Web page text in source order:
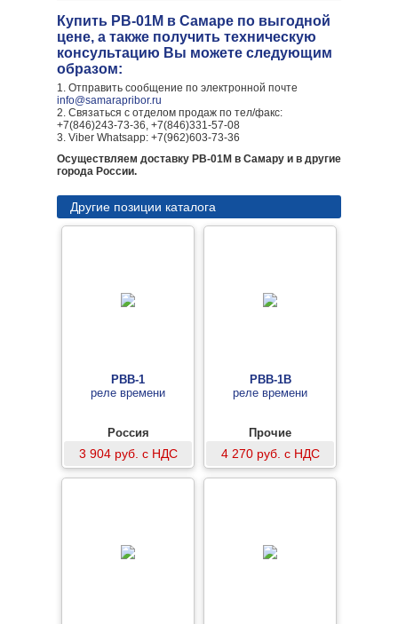
Купить РВ-01М в Самаре по выгодной
цене, а также получить техническую
консультацию Вы можете следующим
образом:
1. Отправить сообщение по электронной почте
info@samarapribor.ru
2. Связаться с отделом продаж по тел/факс:
+7(846)243-73-36, +7(846)331-57-08
3. Viber Whatsapp: +7(962)603-73-36
Осуществляем доставку РВ-01М в Самару и в другие
города России.
Другие позиции каталога
РВВ-1
реле времени
Россия
3 904 руб. с НДС
РВВ-1В
реле времени
Прочие
4 270 руб. с НДС